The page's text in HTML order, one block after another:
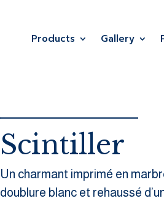
Products Gallery
Scintiller
Un charmant imprimé en
doublure blanc et rehaussé